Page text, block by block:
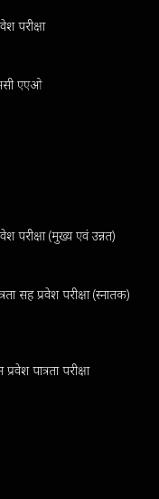
परीक्षा
एएओ
परीक्षा (मुख्य एवं उन्नत)
सह प्रवेश परीक्षा (स्नातक)
पात्रता परीक्षा